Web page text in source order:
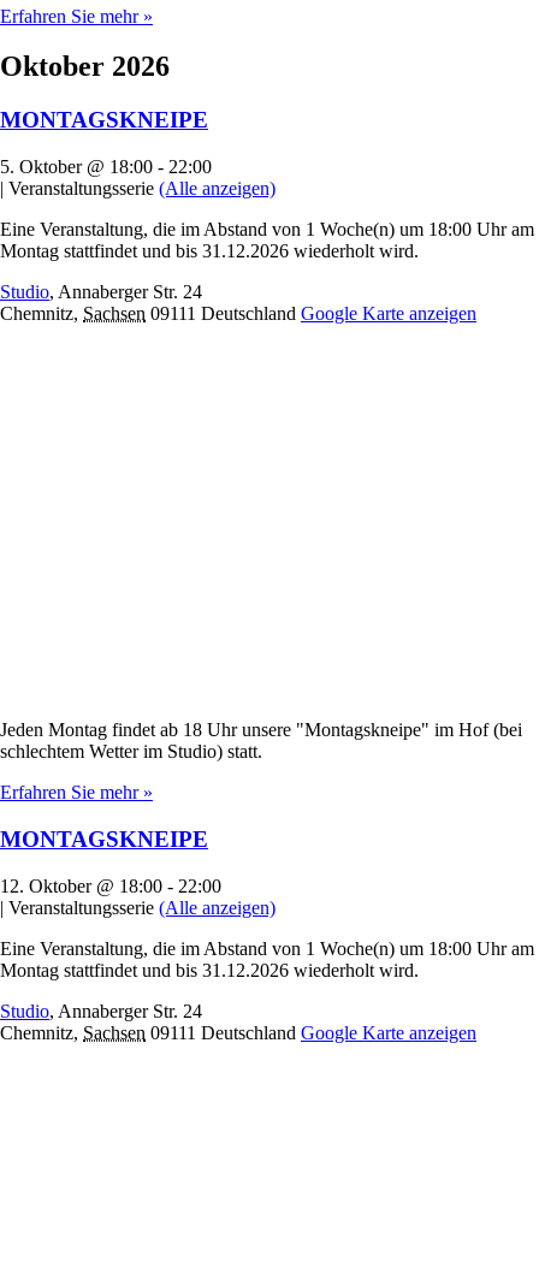
Erfahren Sie mehr »
Oktober 2026
MONTAGSKNEIPE
5. Oktober @ 18:00 - 22:00
| Veranstaltungsserie (Alle anzeigen)
Eine Veranstaltung, die im Abstand von 1 Woche(n) um 18:00 Uhr am
Montag stattfindet und bis 31.12.2026 wiederholt wird.
Studio, Annaberger Str. 24
Chemnitz, Sachsen 09111 Deutschland Google Karte anzeigen
Jeden Montag findet ab 18 Uhr unsere "Montagskneipe" im Hof (bei
schlechtem Wetter im Studio) statt.
Erfahren Sie mehr »
MONTAGSKNEIPE
12. Oktober @ 18:00 - 22:00
| Veranstaltungsserie (Alle anzeigen)
Eine Veranstaltung, die im Abstand von 1 Woche(n) um 18:00 Uhr am
Montag stattfindet und bis 31.12.2026 wiederholt wird.
Studio, Annaberger Str. 24
Chemnitz, Sachsen 09111 Deutschland Google Karte anzeigen